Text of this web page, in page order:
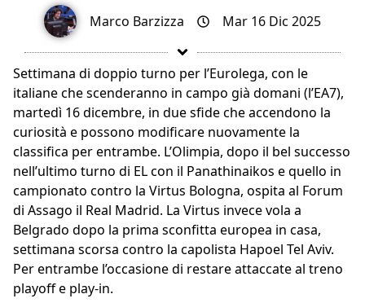
Marco Barzizza Mar 16 Dic 2025
Settimana di doppio turno per l’Eurolega, con le
italiane che scenderanno in campo già domani (l’EA7),
martedì 16 dicembre, in due sfide che accendono la
curiosità e possono modificare nuovamente la
classifica per entrambe. L’Olimpia, dopo il bel successo
nell’ultimo turno di EL con il Panathinaikos e quello in
campionato contro la Virtus Bologna, ospita al Forum
di Assago il Real Madrid. La Virtus invece vola a
Belgrado dopo la prima sconfitta europea in casa,
settimana scorsa contro la capolista Hapoel Tel Aviv.
Per entrambe l’occasione di restare attaccate al treno
playoff e play-in.